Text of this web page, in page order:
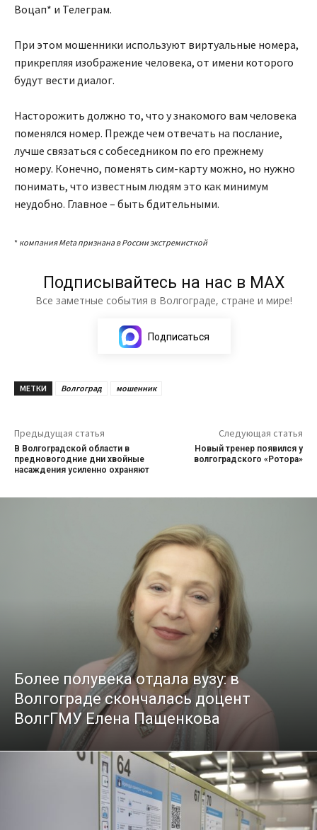
Воцап* и Телеграм.
При этом мошенники используют виртуальные номера,
прикрепляя изображение человека, от имени которого
будут вести диалог.
Насторожить должно то, что у знакомого вам человека
поменялся номер. Прежде чем отвечать на послание,
лучше связаться с собеседником по его прежнему
номеру. Конечно, поменять сим-карту можно, но нужно
понимать, что известным людям это как минимум
неудобно. Главное – быть бдительными.
* компания Meta признана в России экстремисткой
Подписывайтесь на нас в МАХ
Все заметные события в Волгограде, стране и мире!
Подписаться
МЕТКИ Волгоград мошенник
Предыдущая статья
В Волгоградской области в
предновогодние дни хвойные
насаждения усиленно охраняют
Следующая статья
Новый тренер появился у
волгоградского «Ротора»
Более полувека отдала вузу: в
Волгограде скончалась доцент
ВолгГМУ Елена Пащенкова